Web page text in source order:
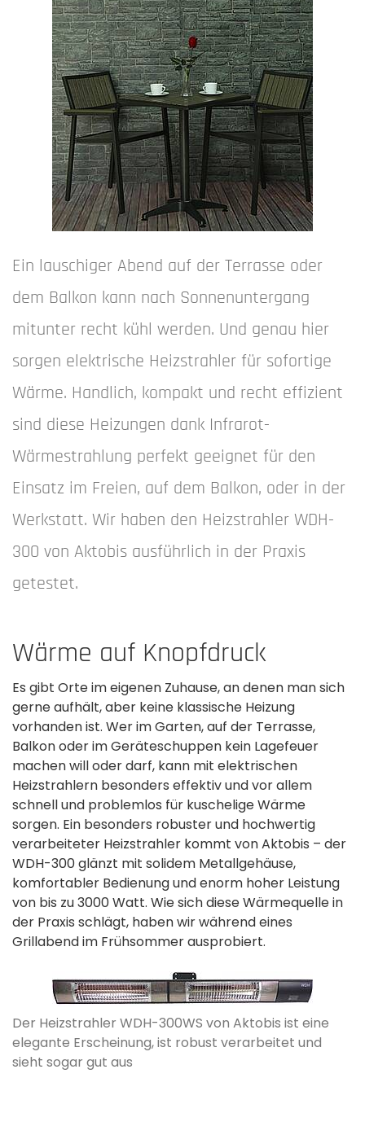
Ein lauschiger Abend auf der Terrasse oder
dem Balkon kann nach Sonnenuntergang
mitunter recht kühl werden. Und genau hier
sorgen elektrische Heizstrahler für sofortige
Wärme. Handlich, kompakt und recht effizient
sind diese Heizungen dank Infrarot-
Wärmestrahlung perfekt geeignet für den
Einsatz im Freien, auf dem Balkon, oder in der
Werkstatt. Wir haben den Heizstrahler WDH-
300 von Aktobis ausführlich in der Praxis
getestet.
Wärme auf Knopfdruck
Es gibt Orte im eigenen Zuhause, an denen man sich
gerne aufhält, aber keine klassische Heizung
vorhanden ist. Wer im Garten, auf der Terrasse,
Balkon oder im Geräteschuppen kein Lagefeuer
machen will oder darf, kann mit elektrischen
Heizstrahlern besonders effektiv und vor allem
schnell und problemlos für kuschelige Wärme
sorgen. Ein besonders robuster und hochwertig
verarbeiteter Heizstrahler kommt von Aktobis – der
WDH-300 glänzt mit solidem Metallgehäuse,
komfortabler Bedienung und enorm hoher Leistung
von bis zu 3000 Watt. Wie sich diese Wärmequelle in
der Praxis schlägt, haben wir während eines
Grillabend im Frühsommer ausprobiert.
Der Heizstrahler WDH-300WS von Aktobis ist eine
elegante Erscheinung, ist robust verarbeitet und
sieht sogar gut aus